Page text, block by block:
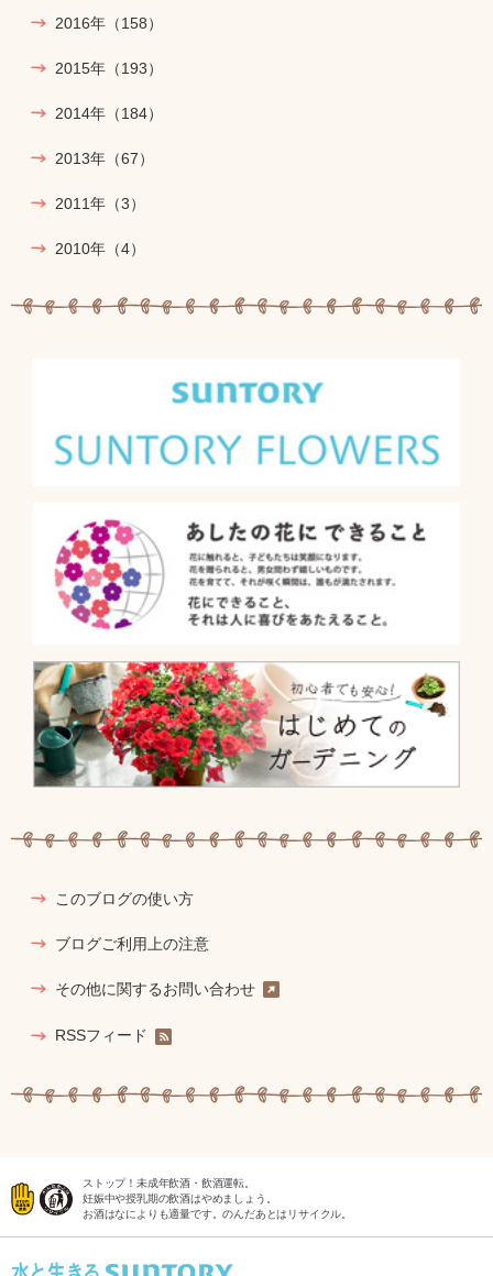
2016年 （158）
2015年 （193）
2014年 （184）
2013年 （67）
2011年 （3）
2010年 （4）
このブログの使い方
ブログご利用上の注意
その他に関するお問い合わせ
RSSフィード
ストップ！未成年飲酒・飲酒運転。
妊娠中や授乳期の飲酒はやめましょう。
お酒はなによりも適量です。のんだあとはリサイクル。